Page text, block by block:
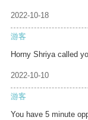
2022-10-18
游客
Horny Shriya called
2022-10-10
游客
You have 5 minute